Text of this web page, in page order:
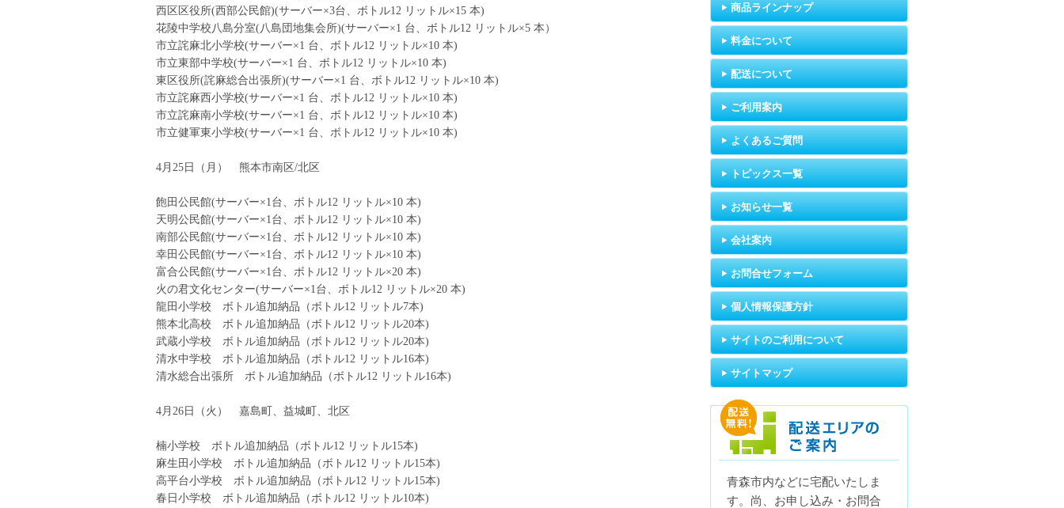
西区区役所(西部公民館)(サーバー×3台、ボトル12 リットル×15 本)
花陵中学校八島分室(八島団地集会所)(サーバー×1 台、ボトル12 リットル×5 本）
市立詫麻北小学校(サーバー×1 台、ボトル12 リットル×10 本)
市立東部中学校(サーバー×1 台、ボトル12 リットル×10 本)
東区役所(詫麻総合出張所)(サーバー×1 台、ボトル12 リットル×10 本)
市立詫麻西小学校(サーバー×1 台、ボトル12 リットル×10 本)
市立詫麻南小学校(サーバー×1 台、ボトル12 リットル×10 本)
市立健軍東小学校(サーバー×1 台、ボトル12 リットル×10 本)
4月25日（月） 熊本市南区/北区
飽田公民館(サーバー×1台、ボトル12 リットル×10 本)
天明公民館(サーバー×1台、ボトル12 リットル×10 本)
南部公民館(サーバー×1台、ボトル12 リットル×10 本)
幸田公民館(サーバー×1台、ボトル12 リットル×10 本)
富合公民館(サーバー×1台、ボトル12 リットル×20 本)
火の君文化センター(サーバー×1台、ボトル12 リットル×20 本)
龍田小学校 ボトル追加納品（ボトル12 リットル7本)
熊本北高校 ボトル追加納品（ボトル12 リットル20本)
武蔵小学校 ボトル追加納品（ボトル12 リットル20本)
清水中学校 ボトル追加納品（ボトル12 リットル16本)
清水総合出張所 ボトル追加納品（ボトル12 リットル16本)
4月26日（火） 嘉島町、益城町、北区
楠小学校 ボトル追加納品（ボトル12 リットル15本)
麻生田小学校 ボトル追加納品（ボトル12 リットル15本)
高平台小学校 ボトル追加納品（ボトル12 リットル15本)
春日小学校 ボトル追加納品（ボトル12 リットル10本)
商品ラインナップ
料金について
配送について
ご利用案内
よくあるご質問
トピックス一覧
お知らせ一覧
会社案内
お問合せフォーム
個人情報保護方針
サイトのご利用について
サイトマップ
配送エリアのご案内
青森市内などに宅配いたしま
す。尚、お申し込み・お問合